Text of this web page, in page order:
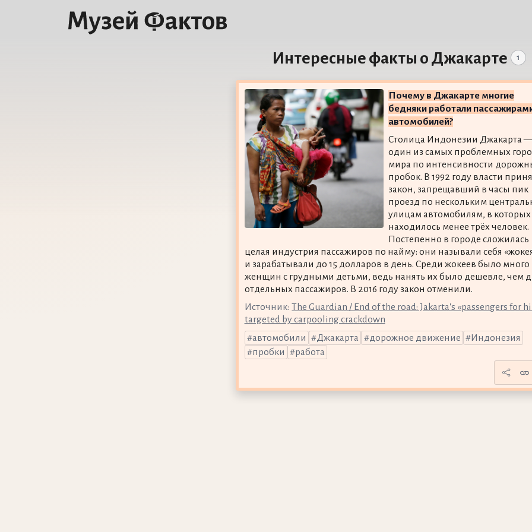
Интересные факты о Джакарте 1
Почему в Джакарте многие
бедняки работали
автомобилей?
Столица Индонезии Джакарта
один из самых проблемных
мира по интенсивности
пробок. В 1992 году власти
закон, запрещавший в часы пик
проезд по нескольким
улицам автомобилям, в которых
находилось менее трёх человек.
Постепенно в городе сложилась
целая индустрия пассажиров по найму: они называли себя
и зарабатывали до 15 долларов в день. Среди жокеев было много
женщин с грудными детьми, ведь нанять их было дешевле, чем
отдельных пассажиров. В 2016 году закон отменили.
Источник: The Guardian / End of the road: Jakarta's «passengers for
targeted by carpooling crackdown
автомобили
Джакарта дорожное движение
Индонезия
пробки
работа